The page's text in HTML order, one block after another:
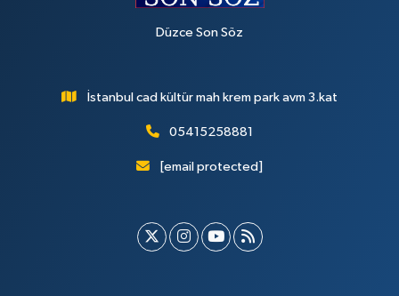
Düzce Son Söz
İstanbul cad kültür mah krem park avm 3.kat
05415258881
[email protected]